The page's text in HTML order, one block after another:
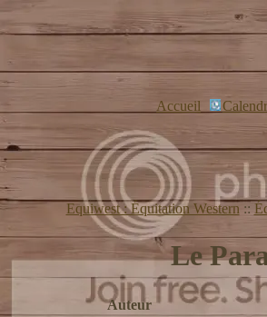
Accueil
Equiwest : Équitation Western ::
Le
Auteur